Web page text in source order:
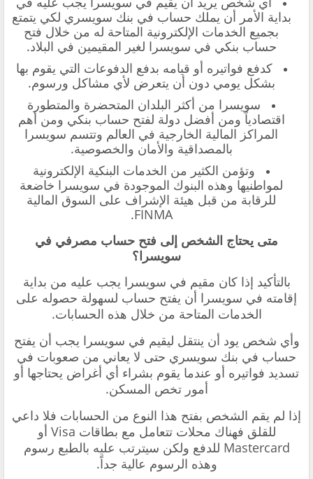
بداية الأمر أن يملك حساب في بنك سويسري لكي يتمتع
بجميع الخدمات الإلكترونية المتاحة له من خلال فتح
حساب بنكي في سويسرا لغير المقيمين في البلاد.
كدفع فواتيره أو قيامه بدفع الدفوعات التي يقوم بها
بشكل يومي دون أن يتعرض لأي مشاكل ورسوم.
سويسرا من أكثر البلدان المتحضرة والمتطورة
اقتصادياً ومن أفضل دولة لفتح حساب بنكي ومن أهم
المراكز المالية الخارجية في العالم وتتسم سويسرا
بالمصداقية والأمان والخصوصية.
وتؤمن الكثير من الخدمات البنكية الإلكترونية
لمواطنيها وهذه البنوك الموجودة في سويسرا خاضعة
للرقابة من قبل هيئة الإشراف على السوق المالية
FINMA.
متى يحتاج الشخص إلى فتح حساب مصرفي في
سويسرا؟
بالتأكيد إذا كان مقيم في سويسرا يجب عليه من بداية
إقامته في سويسرا أن يفتح حساب لسهولة حصوله على
الخدمات المتاحة من خلال هذه الحسابات.
وأي شخص يود أن ينتقل ليقيم في سويسرا يجب أن يفتح
حساب في بنك سويسري حتى لا يعاني من صعوبات في
تسديد فواتيره أو عندما يقوم بشراء أي أغراض يحتاجها أو
أمور تخص المسكن.
إذا لم يقم الشخص بفتح هذا النوع من الحسابات فلا داعي
للقلق فهناك محلات تتعامل مع بطاقات Visa أو
Mastercard للدفع ولكن سيترتب عليه بالطبع رسوم
وهذه الرسوم عالية جداً.